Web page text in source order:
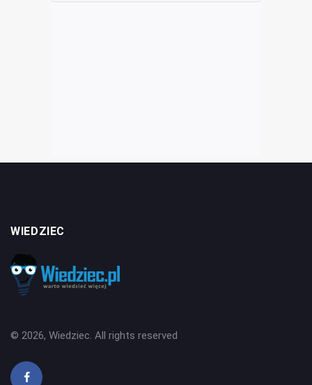
WIEDZIEC
© 2026, Wiedziec. All rights reserved